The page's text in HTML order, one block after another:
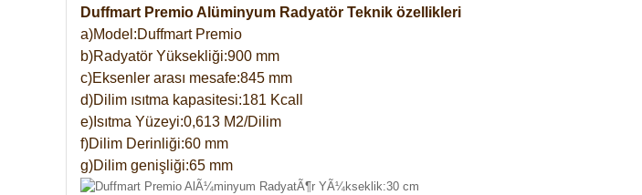
Duffmart Premio Alüminyum Radyatör Teknik özellikleri
a)Model:Duffmart Premio
b)Radyatör Yüksekliği:900 mm
c)Eksenler arası mesafe:845 mm
d)Dilim ısıtma kapasitesi:181 Kcall
e)Isıtma Yüzeyi:0,613 M2/Dilim
f)Dilim Derinliği:60 mm
g)Dilim genişliği:65 mm